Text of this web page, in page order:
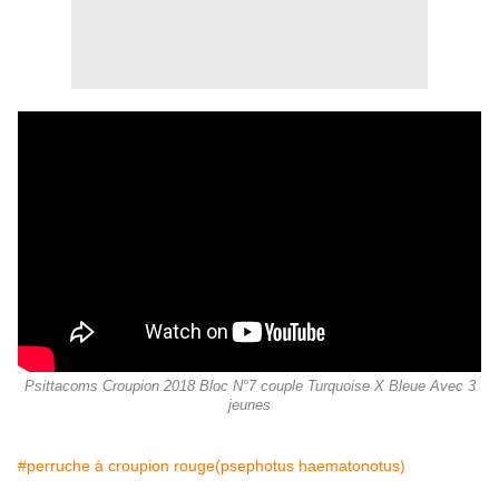
Psittacoms Croupion 2018 Bloc N°7 couple Turquoise X Bleue Avec 3
jeunes
#perruche à croupion rouge(psephotus haematonotus)